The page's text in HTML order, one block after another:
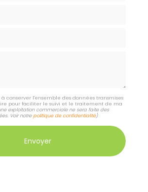
à conserver l'ensemble des données transmises
pour faciliter le suivi et le traitement de ma
exploitation commerciale ne sera faite des
Voir notrepolitique de confidentialité)